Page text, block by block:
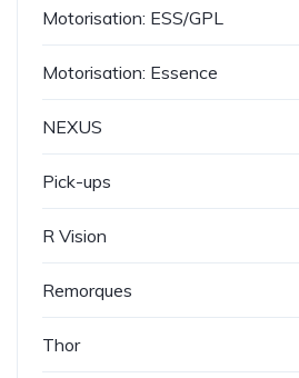
Motorisation: ESS/GPL
Motorisation: Essence
NEXUS
Pick-ups
R Vision
Remorques
Thor